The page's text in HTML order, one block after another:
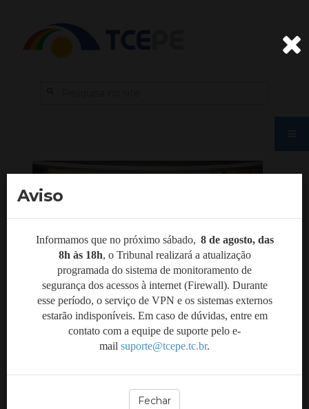
Encontro reúne áreas
jurídicas dos Tribunais de
Contas para discutir
desafios do controle
Aviso
Informamos que no próximo sábado, 8 de agosto, das
8h às 18h, o Tribunal realizará a atualização
programada do sistema de monitoramento de
segurança dos acessos à internet (Firewall). Durante
esse período, o serviço de VPN e os sistemas externos
estarão indisponíveis. Em caso de dúvidas, entre em
contato com a equipe de suporte pelo e-
mail suporte@tcepe.tc.br.
Fechar